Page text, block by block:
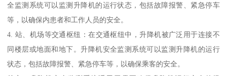
全监测系统可以监测升降机的运行状态，包括故障报警、紧急停车
等，以确保内患者和工作人员的安全。
4. 站、机场等交通枢纽：在交通枢纽中，升降机被广泛用于连接不
同楼层或地面和地下。升降机安全监测系统可以监测升降机的运行
状态，包括故障报警、紧急停车等，以确保乘客的安全。